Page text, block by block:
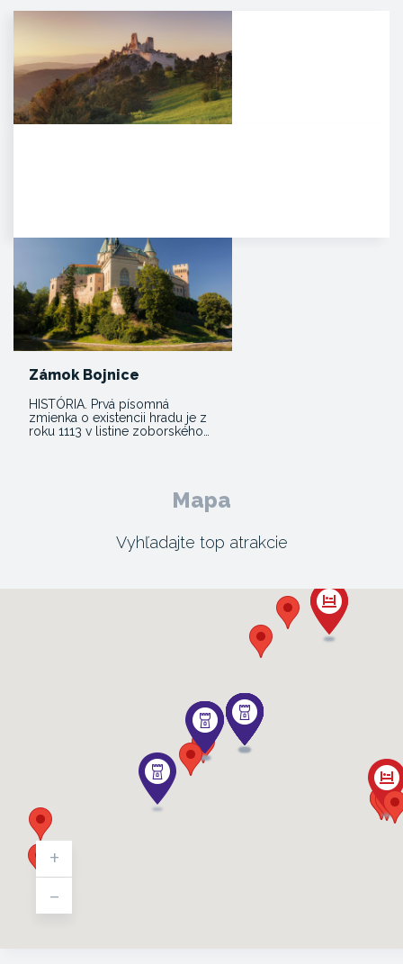
Zámok Bojnice
HISTÓRIA. Prvá písomná
zmienka o existencii hradu je z
roku 1113 v listine zoborského…
Mapa
Vyhľadajte top atrakcie
+
-